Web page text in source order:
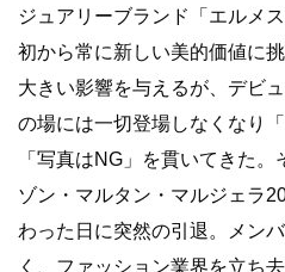
ジュアリーブランド「エルメ
初から常に新しい美的価値に
大きい影響を与えるが、デビ
の場には一切登場しなくなり
「写真はNG」を貫いてきた
ゾン・マルタン・マルジェラ
わった日に突然の引退。メン
く、ファッション業界を立ち去